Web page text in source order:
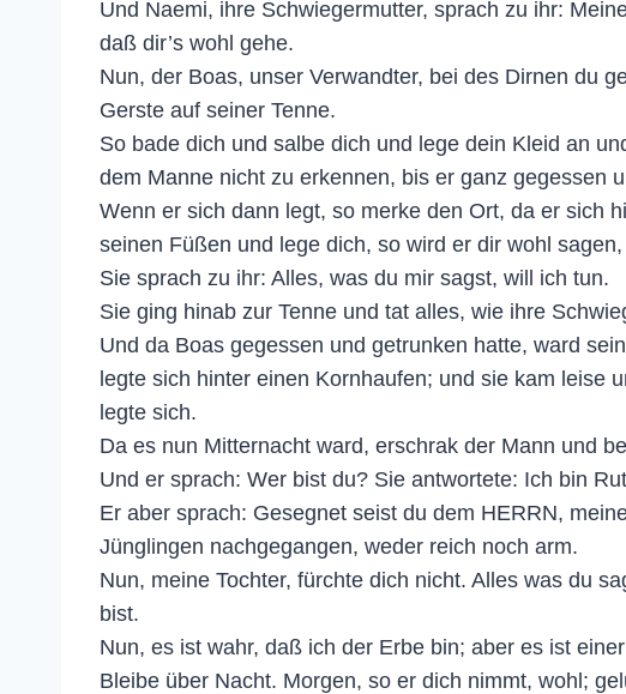
Und Naemi, ihre Schwiegermutter, sprach zu ihr:
daß dir’s wohl gehe.
Nun, der Boas, unser Verwandter, bei des Dirnen du
Gerste auf seiner Tenne.
So bade dich und salbe dich und lege dein Kleid an
dem Manne nicht zu erkennen, bis er ganz gegessen
Wenn er sich dann legt, so merke den Ort, da er sich
seinen Füßen und lege dich, so wird er dir wohl
Sie sprach zu ihr: Alles, was du mir sagst, will ich tun.
Sie ging hinab zur Tenne und tat alles, wie ihre
Und da Boas gegessen und getrunken hatte, ward
legte sich hinter einen Kornhaufen; und sie kam leise
legte sich.
Da es nun Mitternacht ward, erschrak der Mann und
Und er sprach: Wer bist du? Sie antwortete: Ich bin
Er aber sprach: Gesegnet seist du dem HERRN,
Jünglingen nachgegangen, weder reich noch arm.
Nun, meine Tochter, fürchte dich nicht. Alles was du
bist.
Nun, es ist wahr, daß ich der Erbe bin; aber es ist
Bleibe über Nacht. Morgen, so er dich nimmt, wohl;